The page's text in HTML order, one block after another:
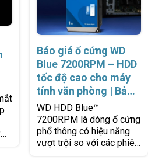
Báo giá ổ cứng WD
Blue 7200RPM – HDD
tốc độ cao cho máy
tính văn phòng | Bảo
hành 2 năm 1 đổi 1 |
Chính hãng Western
Digital
WD HDD Blue™
7200RPM là dòng ổ cứng
phổ thông có hiệu năng
vượt trội so với các phiên